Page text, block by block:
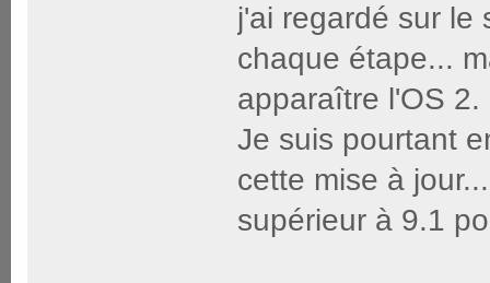
j'ai regardé sur le
chaque étape...
apparaître l'OS 2.
Je suis pourtant
cette mise à
supérieur à 9.1